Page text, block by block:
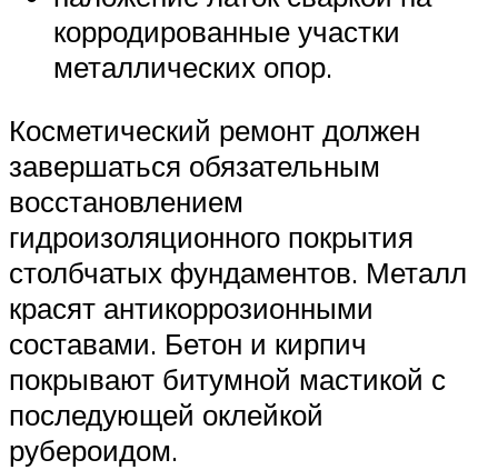
корродированные участки
металлических опор.
Косметический ремонт должен
завершаться обязательным
восстановлением
гидроизоляционного покрытия
столбчатых фундаментов. Металл
красят антикоррозионными
составами. Бетон и кирпич
покрывают битумной мастикой с
последующей оклейкой
рубероидом.